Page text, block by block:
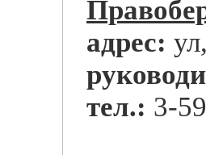
адрес:
тел.: 3-